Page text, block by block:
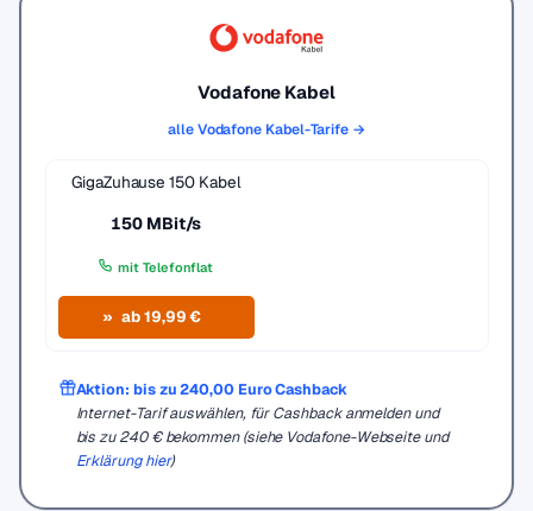
Vodafone Kabel
alle Vodafone Kabel-Tarife →
GigaZuhause 150 Kabel
150 MBit/s
mit Telefonflat
ab 19,99 €
Aktion: bis zu 240,00 Euro Cashback
Internet-Tarif auswählen, für Cashback anmelden und
bis zu 240 € bekommen (siehe Vodafone-Webseite und
Erklärung hier)